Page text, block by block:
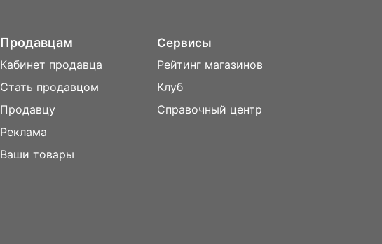
Продавцам
Кабинет продавца
Стать продавцом
Продавцу
Реклама
Ваши товары
Сервисы
Рейтинг магазинов
Клуб
Справочный центр